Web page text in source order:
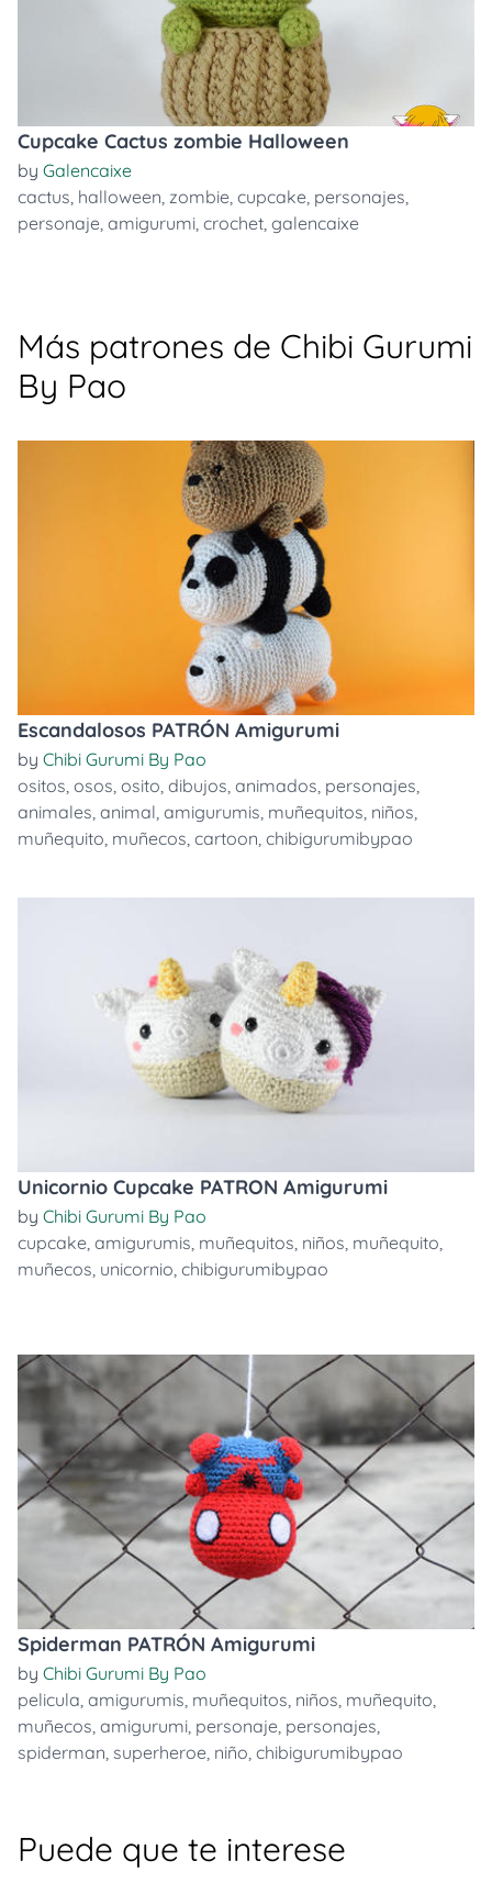
Cupcake Cactus zombie Halloween
by Galencaixe
cactus, halloween, zombie, cupcake, personajes,
personaje, amigurumi, crochet, galencaixe
Más patrones de Chibi Gurumi
By Pao
Escandalosos PATRÓN Amigurumi
by Chibi Gurumi By Pao
ositos, osos, osito, dibujos, animados, personajes,
animales, animal, amigurumis, muñequitos, niños,
muñequito, muñecos, cartoon, chibigurumibypao
Unicornio Cupcake PATRON Amigurumi
by Chibi Gurumi By Pao
cupcake, amigurumis, muñequitos, niños, muñequito,
muñecos, unicornio, chibigurumibypao
Spiderman PATRÓN Amigurumi
by Chibi Gurumi By Pao
pelicula, amigurumis, muñequitos, niños, muñequito,
muñecos, amigurumi, personaje, personajes,
spiderman, superheroe, niño, chibigurumibypao
Puede que te interese